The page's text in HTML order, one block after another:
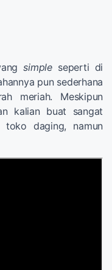
simpleseperti di
pun sederhana
meriah. Meskipun
kalian buat sangat
daging, namun